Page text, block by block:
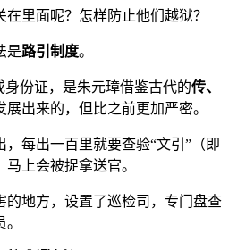
里面呢？怎样防止他们越狱？
是路引制度。
身份证，是朱元璋借鉴古代的传、
展出来的，但比之前更加严密。
每出一百里就要查验“文引”（即
上会被捉拿送官。
的地方，设置了巡检司，专门盘查